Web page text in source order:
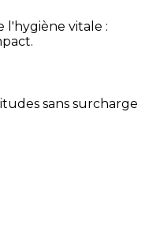
l'hygiène vitale :
sans surcharge